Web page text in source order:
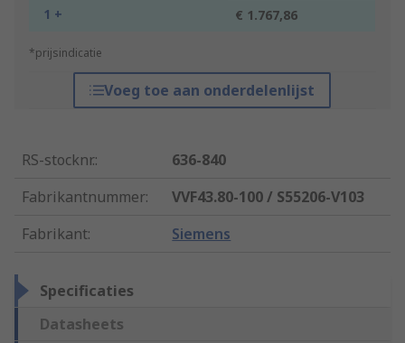
1 + € 1.767,86
*prijsindicatie
Voeg toe aan onderdelenlijst
RS-stocknr.:
636-840
Fabrikantnummer:
VVF43.80-100 / S55206-V103
Fabrikant: Siemens
Specificaties
Datasheets